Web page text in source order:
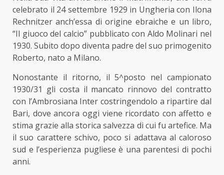
celebrato il 24 settembre 1929 in Ungheria con Ilona
Rechnitzer anch’essa di origine ebraiche e un libro,
“Il giuoco del calcio” pubblicato con Aldo Molinari nel
1930. Subito dopo diventa padre del suo primogenito
Roberto, nato a Milano.
Nonostante il ritorno, il 5^posto nel campionato
1930/31 gli costa il mancato rinnovo del contratto
con l’Ambrosiana Inter costringendolo a ripartire dal
Bari, dove ancora oggi viene ricordato con affetto e
stima grazie alla storica salvezza di cui fu artefice. Ma
il suo carattere schivo, poco si adattava al caloroso
sud e l’esperienza pugliese è una parentesi di pochi
anni.